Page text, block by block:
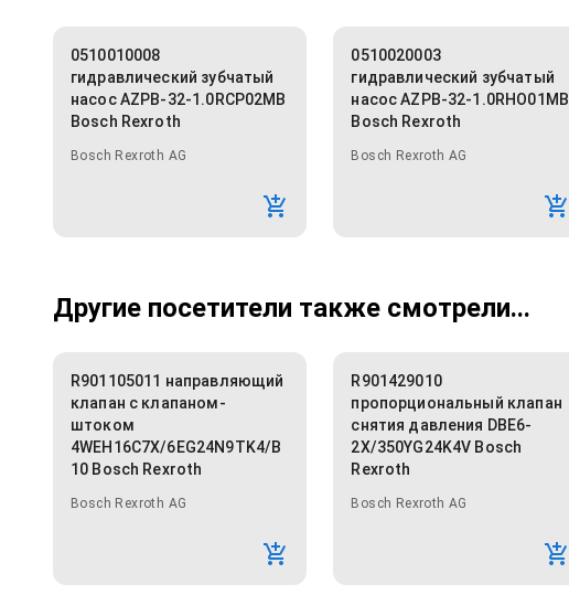
0510010008
гидравлический зубчатый
насос AZPB-32-1.0RCP02MB
Bosch Rexroth
Bosch Rexroth AG
0510020003
гидравлический зубчатый
насос AZPB-32-1.0RHO01MB
Bosch Rexroth
Bosch Rexroth AG
Другие посетители также смотрели...
R901105011 направляющий
клапан с клапаном-
штоком
4WEH16C7X/6EG24N9TK4/B
10 Bosch Rexroth
Bosch Rexroth AG
R901429010
пропорциональный клапан
снятия давления DBE6-
2X/350YG24K4V Bosch
Rexroth
Bosch Rexroth AG